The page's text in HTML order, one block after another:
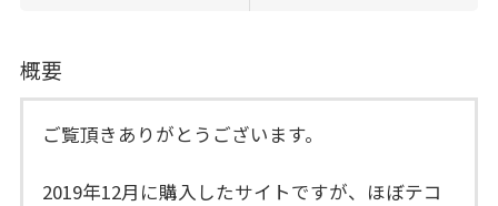
概要
ご覧頂きありがとうございます。
2019年12月に購入したサイトですが、ほぼテコ